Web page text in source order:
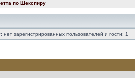
по Шекспиру
зарегистрированных пользователей и гости: 1